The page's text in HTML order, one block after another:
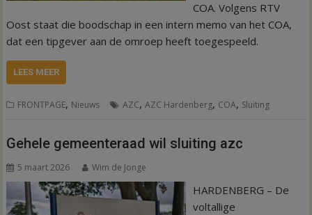
COA. Volgens RTV
Oost staat die boodschap in een intern memo van het COA,
dat een tipgever aan de omroep heeft toegespeeld.
LEES MEER
FRONTPAGE, Nieuws AZC,AZC Hardenberg, COA, Sluiting
Gehele gemeenteraad wil sluiting azc
5 maart 2026 Wim de Jonge
HARDENBERG – De
voltallige